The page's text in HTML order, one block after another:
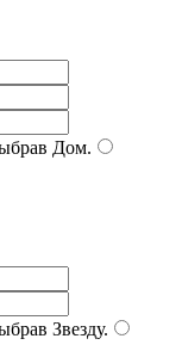
Дом.
Звезду.